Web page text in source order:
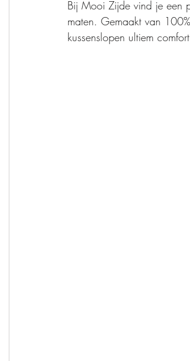
Bij Mooi Zijde vind je een
maten. Gemaakt van
kussenslopen ultiem